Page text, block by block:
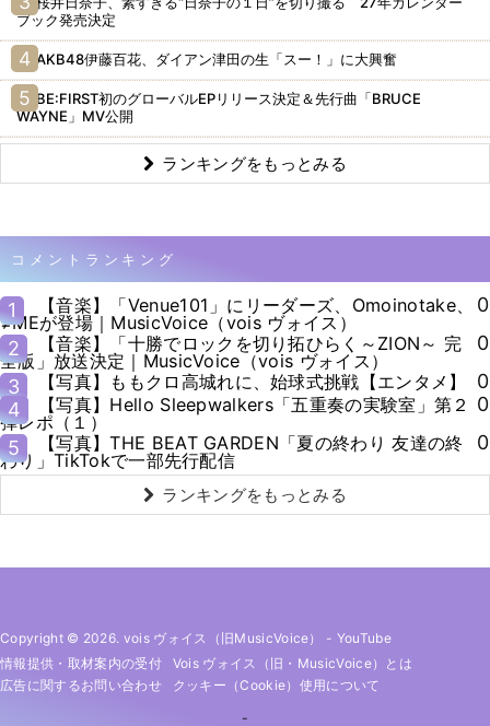
ブック発売決定
AKB48伊藤百花、ダイアン津田の生「スー！」に大興奮
BE:FIRST初のグローバルEPリリース決定＆先行曲「BRUCE
WAYNE」MV公開
ランキングをもっとみる
コメントランキング
1
【音楽】「Venue101」にリーダーズ、Omoinotake、
≠MEが登場｜MusicVoice（vois ヴォイス）
0
2
【音楽】「十勝でロックを切り拓ひらく～ZION～ 完
全版」放送決定｜MusicVoice（vois ヴォイス）
0
3
【写真】ももクロ高城れに、始球式挑戦【エンタメ】
0
4
【写真】Hello Sleepwalkers「五重奏の実験室」第２
弾レポ（１）
0
5
【写真】THE BEAT GARDEN「夏の終わり 友達の終
わり」TikTokで一部先行配信
0
ランキングをもっとみる
Copyright © 2026. vois ヴォイス（旧MusicVoice） - YouTube
情報提供・取材案内の受付
Vois ヴォイス（旧・MusicVoice）とは
広告に関するお問い合わせ
クッキー（cookie）使用について
-